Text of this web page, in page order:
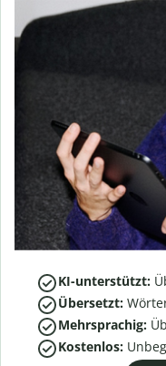
KI-unterstützt:
Übersetzt:
Mehrsprachig:
Kostenlos: